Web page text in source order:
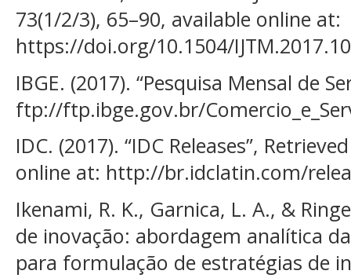
73(1/2/3), 65–90, available online at:
https://doi.org/10.1504/
IBGE. (2017). “Pesquisa Mensal de
ftp://ftp.ibge.gov.br/
IDC. (2017). “IDC Releases”,
online at: http://br.idclatin.com/
Ikenami, R. K., Garnica, L. A., &
de inovação: abordagem analítica
para formulação de estratégias de